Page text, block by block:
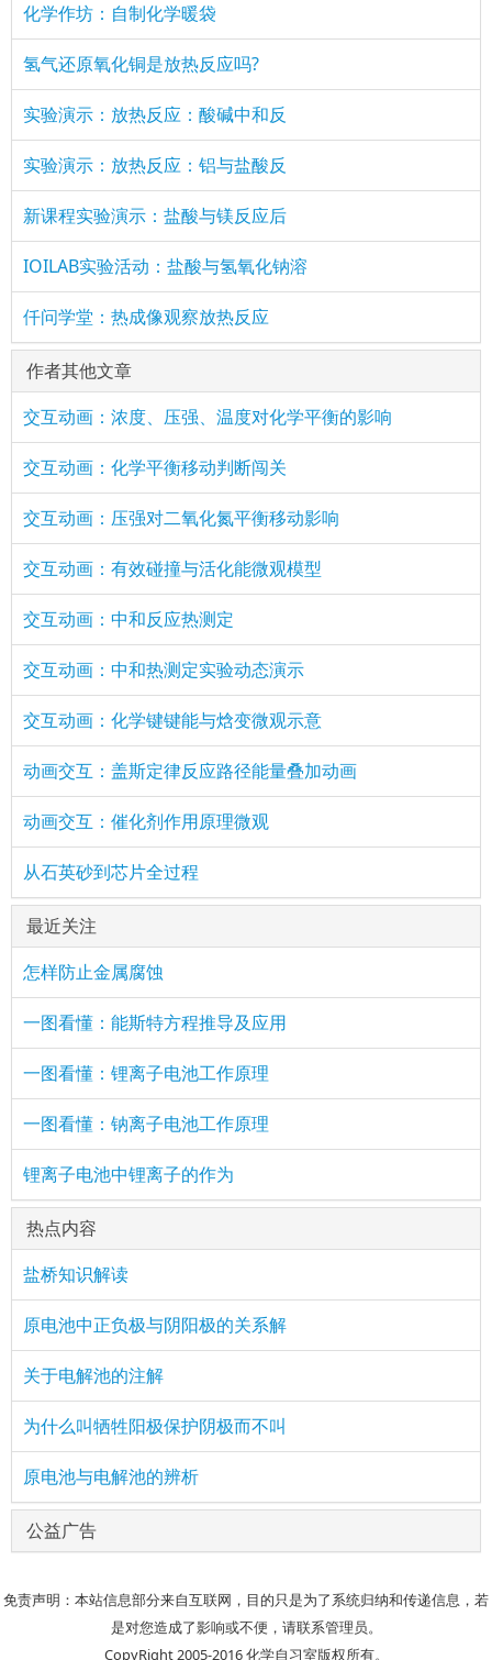
化学作坊：自制化学暖袋
氢气还原氧化铜是放热反应吗?
实验演示：放热反应：酸碱中和反
实验演示：放热反应：铝与盐酸反
新课程实验演示：盐酸与镁反应后
IOILAB实验活动：盐酸与氢氧化钠溶
仟问学堂：热成像观察放热反应
作者其他文章
交互动画：浓度、压强、温度对化学平衡的影响
交互动画：化学平衡移动判断闯关
交互动画：压强对二氧化氮平衡移动影响
交互动画：有效碰撞与活化能微观模型
交互动画：中和反应热测定
交互动画：中和热测定实验动态演示
交互动画：化学键键能与焓变微观示意
动画交互：盖斯定律反应路径能量叠加动画
动画交互：催化剂作用原理微观
从石英砂到芯片全过程
最近关注
怎样防止金属腐蚀
一图看懂：能斯特方程推导及应用
一图看懂：锂离子电池工作原理
一图看懂：钠离子电池工作原理
锂离子电池中锂离子的作为
热点内容
盐桥知识解读
原电池中正负极与阴阳极的关系解
关于电解池的注解
为什么叫牺牲阳极保护阴极而不叫
原电池与电解池的辨析
公益广告
免责声明：本站信息部分来自互联网，目的只是为了系统归纳和传递信息，若
是对您造成了影响或不便，请联系管理员。
CopyRight 2005-2016 化学自习室版权所有。